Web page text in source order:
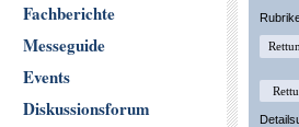
Fachberichte
Messeguide
Events
Diskussionsforum